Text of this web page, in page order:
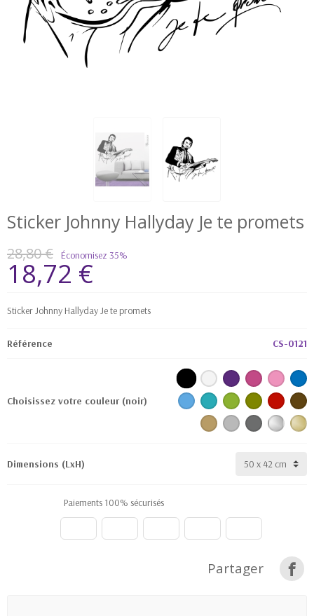
Sticker Johnny Hallyday Je te promets
28,80 € Économisez 35%
18,72 €
Sticker Johnny Hallyday Je te promets
Référence CS-0121
Choisissez votre couleur(noir)
Dimensions (LxH)
Paiements 100% sécurisés
Partager